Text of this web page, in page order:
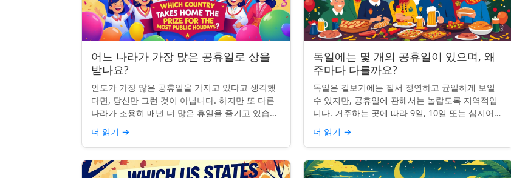
어느 나라가 가장 많은 공휴일로 상을
받나요?
인도가 가장 많은 공휴일을 가지고 있다고 생각했
다면, 당신만 그런 것이 아닙니다. 하지만 또 다른
나라가 조용히 매년 더 많은 휴일을 즐기고 있습니
다: 네팔입니다. 종교적, 문화적, 국가적 기념일이
혼합된 네팔은 현...
더 읽기 →
독일에는 몇 개의 공휴일이 있으며, 왜
주마다 다를까요?
독일은 겉보기에는 질서 정연하고 균일하게 보일
수 있지만, 공휴일에 관해서는 놀랍도록 지역적입
니다. 거주하는 곳에 따라 9일, 10일 또는 심지어
13일의 공휴일이 포함될 수 있습니다. 왜 그런 걸
까요? 간단한 통찰...
더 읽기 →